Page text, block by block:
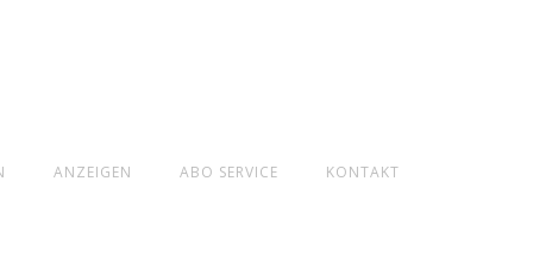
ANZEIGEN ABO SERVICE KONTAKT